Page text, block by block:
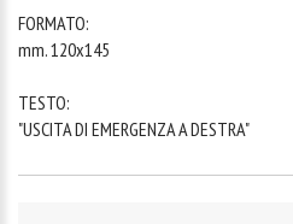
FORMATO:
mm. 120x145
TESTO:
"USCITA DI EMERGENZA A DESTRA"